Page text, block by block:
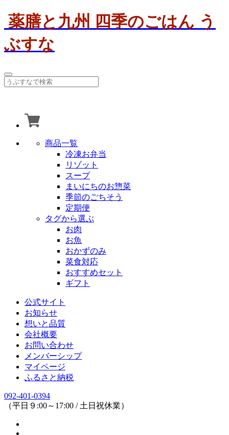
薬膳と九州 四季のごはん う
ぶすな
商品一覧
冷凍お弁当
リゾット
スープ
まいにちのお惣菜
季節のごちそう
定期便
タグから選ぶ
お肉
お魚
おかずのみ
菜食対応
おすすめセット
ギフト
公式サイト
お知らせ
想いと品質
会社概要
お問い合わせ
メンバーシップ
マイページ
ふるさと納税
092-401-0394
（平日９:00～17:00 / 土日祝休業）